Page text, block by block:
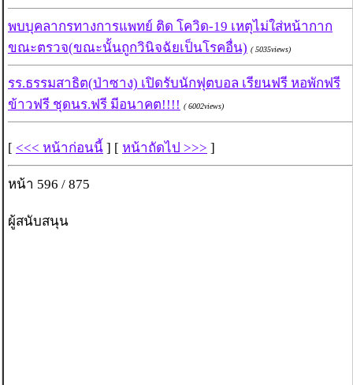
พบบุคลากรทางการแพทย์ ติด โควิด-19 เหตุไม่ใส่หน้ากาก
ขณะตรวจ(ขณะนั้นถูกวินิจฉัยเป็นโรคอื่น) ( 5035views)
รร.ธรรมสาธิต(ป่าซาง) เปิดรับนักฟุตบอล เรียนฟรี หอพักฟรี
ข้าวฟรี ชุดนร.ฟรี มีอนาคต!!!! ( 6002views)
[ <<< หน้าก่อนนี้ ] [ หน้าถัดไป >>> ]
หน้า 596 / 875
ผู้สนับสนุน